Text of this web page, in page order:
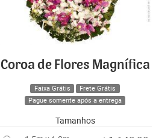
Coroa de Flores Magnífica
Faixa Grátis
Frete Grátis
Pague somente após a entrega
Tamanhos